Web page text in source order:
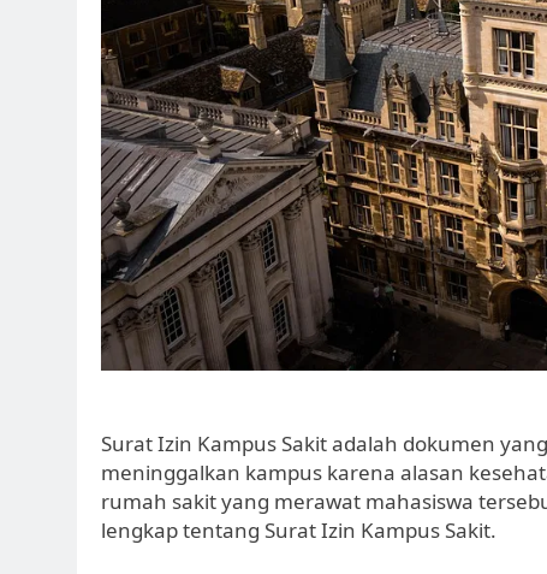
Surat Izin Kampus Sakit adalah dokumen
meninggalkan kampus karena alasan
rumah sakit yang merawat mahasiswa
lengkap tentang Surat Izin Kampus Sakit.